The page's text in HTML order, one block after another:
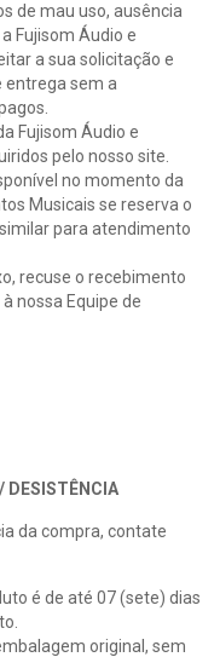
de mau uso, ausência
Fujisom Áudio e
a sua solicitação e
entrega sem a
Fujisom Áudio e
pelo nosso site.
no momento da
Musicais se reserva o
para atendimento
recuse o recebimento
nossa Equipe de
DESISTÊNCIA
da compra, contate
é de até 07 (sete) dias
original, sem